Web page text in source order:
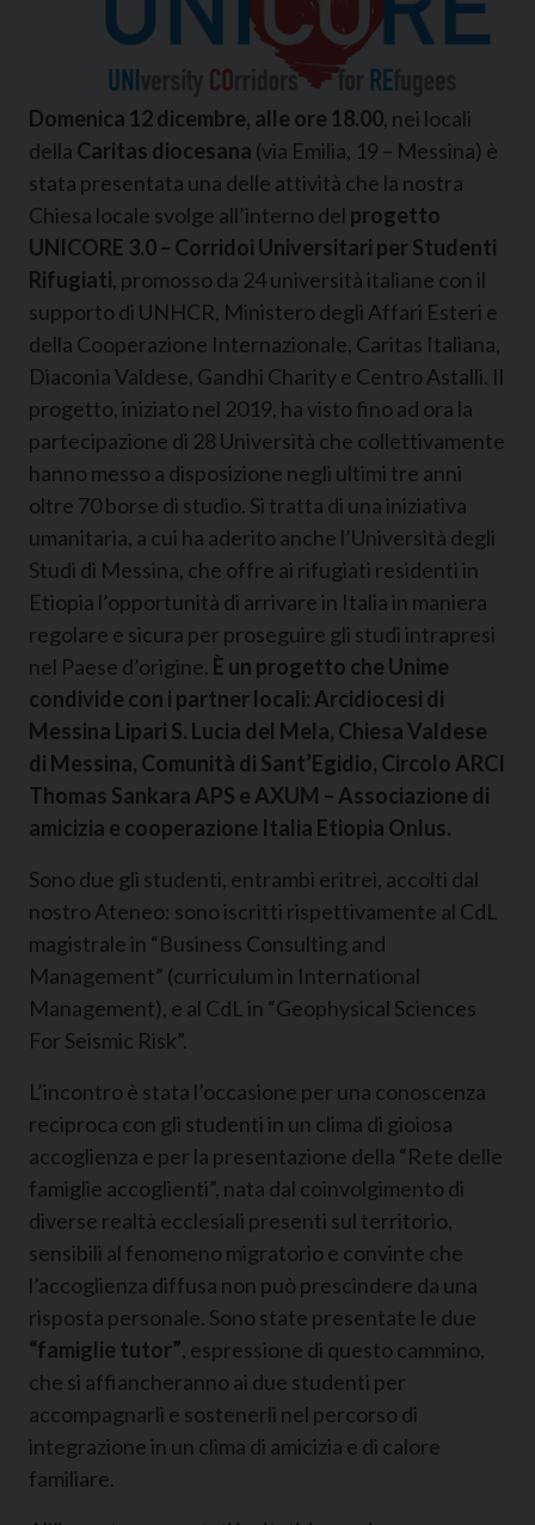
Domenica 12 dicembre, alle ore 18.00, nei locali
della Caritas diocesana (via Emilia, 19 – Messina) è
stata presentata una delle attività che la nostra
Chiesa locale svolge all’interno del progetto
UNICORE 3.0 – Corridoi Universitari per Studenti
Rifugiati, promosso da 24 università italiane con il
supporto di UNHCR, Ministero degli Affari Esteri e
della Cooperazione Internazionale, Caritas Italiana,
Diaconia Valdese, Gandhi Charity e Centro Astalli. Il
progetto, iniziato nel 2019, ha visto fino ad ora la
partecipazione di 28 Università che collettivamente
hanno messo a disposizione negli ultimi tre anni
oltre 70 borse di studio. Si tratta di una iniziativa
umanitaria, a cui ha aderito anche l’Università degli
Studi di Messina, che offre ai rifugiati residenti in
Etiopia l’opportunità di arrivare in Italia in maniera
regolare e sicura per proseguire gli studi intrapresi
nel Paese d’origine. È un progetto che Unime
condivide con i partner locali: Arcidiocesi di
Messina Lipari S. Lucia del Mela, Chiesa Valdese
di Messina, Comunità di Sant’Egidio, Circolo ARCI
Thomas Sankara APS e AXUM – Associazione di
amicizia e cooperazione Italia Etiopia Onlus.
Sono due gli studenti, entrambi eritrei, accolti dal
nostro Ateneo: sono iscritti rispettivamente al CdL
magistrale in “Business Consulting and
Management” (curriculum in International
Management), e al CdL in “Geophysical Sciences
For Seismic Risk”.
L’incontro è stata l’occasione per una conoscenza
reciproca con gli studenti in un clima di gioiosa
accoglienza e per la presentazione della “Rete delle
famiglie accoglienti”, nata dal coinvolgimento di
diverse realtà ecclesiali presenti sul territorio,
sensibili al fenomeno migratorio e convinte che
l’accoglienza diffusa non può prescindere da una
risposta personale. Sono state presentate le due
“famiglie tutor”, espressione di questo cammino,
che si affiancheranno ai due studenti per
accompagnarli e sostenerli nel percorso di
integrazione in un clima di amicizia e di calore
familiare.